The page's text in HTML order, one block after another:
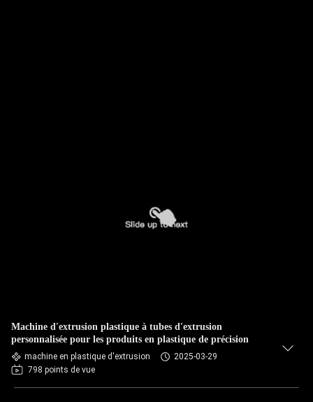
Machine d'extrusion plastique à tubes d'extrusion
personnalisée pour les produits en plastique de précision
machine en plastique d'extrusion
2025-03-29
798 points de vue